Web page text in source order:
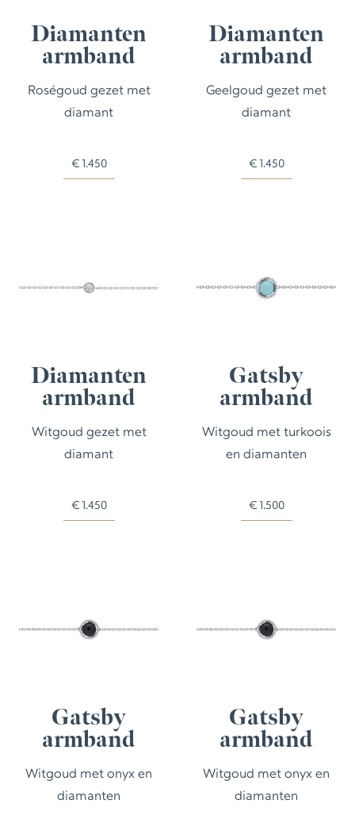
Diamanten
armband
Roségoud gezet met
diamant
€ 1.450
Diamanten
armband
Geelgoud gezet met
diamant
€ 1.450
Diamanten
armband
Witgoud gezet met
diamant
€ 1.450
Gatsby
armband
Witgoud met turkoois
en diamanten
€ 1.500
Gatsby
armband
Witgoud met onyx en
diamanten
Gatsby
armband
Witgoud met onyx en
diamanten